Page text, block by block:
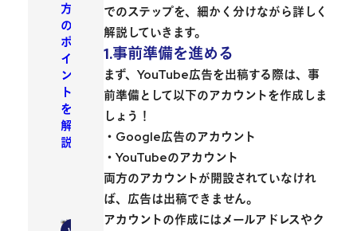
でのステップを、細かく分けながら詳しく
解説していきます。
1.事前準備を進める
まず、YouTube広告を出稿する際は、事
前準備として以下のアカウントを作成しま
しょう！
・Google広告のアカウント
・YouTubeのアカウント
両方のアカウントが開設されていなけれ
ば、広告は出稿できません。
アカウントの作成にはメールアドレスやク
方
の
ポ
イ
ン
ト
を
解
説